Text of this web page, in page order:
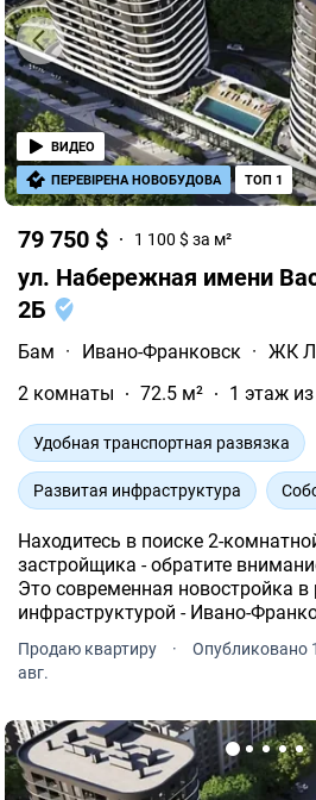
79 750 $ 1 100 $ за м²
ул. Набережная имени
2Б
Бам · Ивано-Франковск · ЖК
2 комнаты
72.5 м² 1 этаж
Удобная транспортная развязка
Развитая инфраструктура
Находитесь в поиске 2-
застройщика - обратите
Это современная новостройка в
инфраструктурой - Ивано-
Продаю квартиру · Опубликовано
авг.
ВИДЕО
ПЕРЕВІРЕНА НОВОБУДОВА ТОП 1